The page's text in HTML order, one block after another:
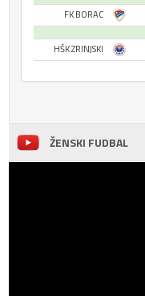
FK BORAC
HŠK ZRINJSKI
ŽENSKI FUDBAL